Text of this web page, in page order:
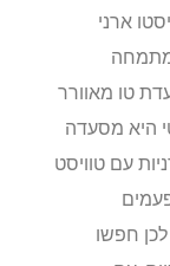
מאוורר
מסעדה
טוויסט